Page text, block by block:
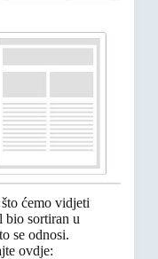
ćemo vidjeti
bio sortiran u
se odnosi.
ovdje: